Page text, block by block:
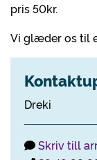
pris 50kr.
Vi glæder os til
Dreki
Skriv till